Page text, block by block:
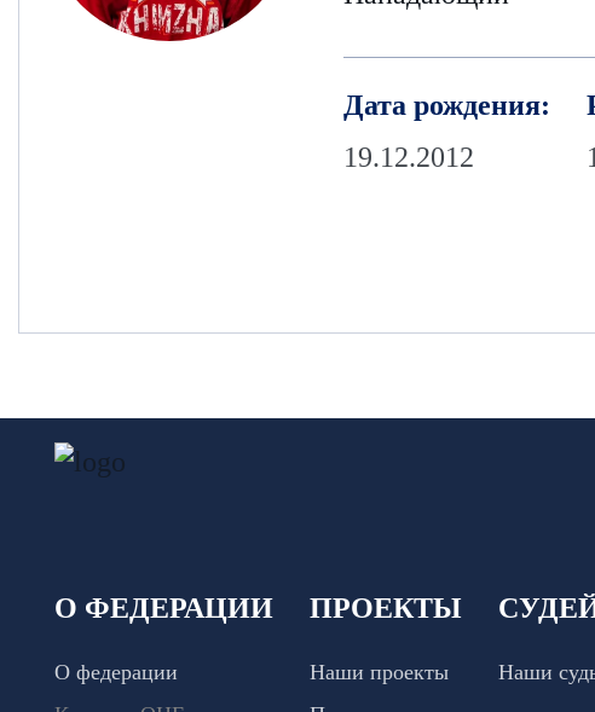
Дата рождения:
19.12.2012
О ФЕДЕРАЦИИ
О федерации
ПРОЕКТЫ
Наши проекты
Наши